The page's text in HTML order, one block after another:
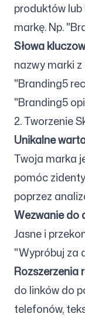
produktów lub
markę. Np.
Słowa
nazwy marki
"Branding5
"Branding5
2. Tworzenie
Unikalne
Twoja marka
pomóc
poprzez
Wezwanie do
Jasne i
"Wypróbuj za
Rozszerzenia
do linków do
telefonów,